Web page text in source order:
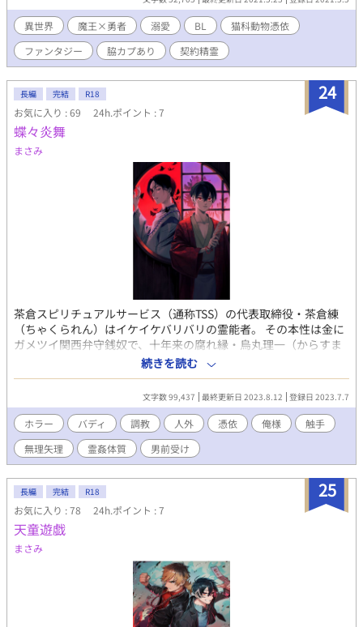
のに、気が付けば森の中…何か俺が小説の冒頭で書いたままの風
景？？えっ？！その世界に来ちゃった？？！！ こんな事って現実
にあるの？？いくらテンプレっつっても小説、漫画、アニメ、ゲ
ームの中での話だろ？夢かこれ？？ 俺が作った設定通り恋人のキ
ョウは魔王様になってるの？ どうして自分を勇者なんかにしちゃ
ったんだろう？しかも何で森スタートにしたんだよ？俺っ？！！
今すぐ設定変えてぇわっ！！ 俺、魔王様なキョウの所に辿り着け
るの？そして受け入れてもらえるの？？ 不安しかない俺の前に現
れたのは…白い翼が生えた黒白猫だった。 ーーーーーーーーー
☆「腹黒王子ちゃんのカタルシス」と「腕白王子ちゃんの純真と
甘い調教」のキャラが勢揃いして異世界にいたら？というif的な
物語ですが、前二作を読んでいなくても分かるようにしているつ
もりです。その為、最初は前二作の説明臭いです。 ☆思いついた
勢いのまま書いたので、設定等ゆっるゆるです。寛大な心でお読
み頂けると幸いです。 ☆独自のファンタジー的設定が多々ありま
す。 ☆異世界ファンタジーといってもバトル要素はほぼありませ
ん。自分の身を守る程度です。 ☆猫科動物が憑依して、お互いに
獣人？となった状態でのR18シーンがあります。 ☆R18には＊を
異世界 魔王×勇者 溺愛 BL
猫科動物憑依
ファンタジー
脇カプあり 契約精霊
24
長編 完結 R18
お気に入り : 69 24h.ポイント : 7
蝶々炎舞
まさみ
茶倉スピリチュアルサービス（通称TSS）の代表取締役・茶倉練
（ちゃくられん）はイケイケバリバリの霊能者。 その本性は金に
ガメツイ関西弁守銭奴で、十年来の腐れ縁・烏丸理一（からすま
りいち）を馬車馬の如くこき使っていた。 修行から帰還した茶倉
は理一の祖父・正一の友人・小山内雅から、孫の葵が夢遊病に悩
まされているので助けてほしいと依頼を受ける。 葵は夜毎黒い蝶
に襲われる悪夢にうなされ、知らない座敷に連れていかれるらし
いのだが……。 茶倉と理一は不可思議な夢の謎を解き、悩める少
女を救えるのか？ イラスト：なが（@ng_r_892）様
続きを読む
文字数 99,437 最終更新日 2023.8.12 登録日 2023.7.7
ホラー バディ 調教 人外 憑依 俺様
触手
無理矢理
霊姦体質 男前受け
25
長編 完結 R18
お気に入り : 78 24h.ポイント : 7
天童遊戯
まさみ